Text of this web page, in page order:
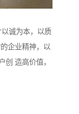
诚为本，以质
企业精神，以
创 造高价值，